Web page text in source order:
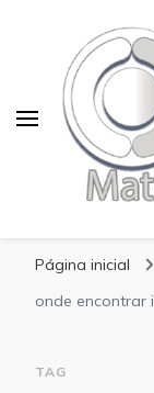
Página inicial
onde encontrar
TAG